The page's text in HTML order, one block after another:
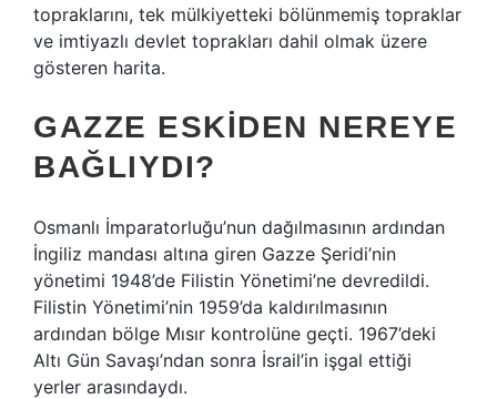
topraklarını, tek mülkiyetteki bölünmemiş topraklar
ve imtiyazlı devlet toprakları dahil olmak üzere
gösteren harita.
GAZZE ESKIDEN NEREYE
BAĞLIYDI?
Osmanlı İmparatorluğu’nun dağılmasının ardından
İngiliz mandası altına giren Gazze Şeridi’nin
yönetimi 1948’de Filistin Yönetimi’ne devredildi.
Filistin Yönetimi’nin 1959’da kaldırılmasının
ardından bölge Mısır kontrolüne geçti. 1967’deki
Altı Gün Savaşı’ndan sonra İsrail’in işgal ettiği
yerler arasındaydı.